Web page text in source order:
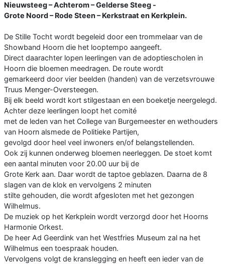
Nieuwsteeg – Achterom – Gelderse Steeg -
Grote Noord – Rode Steen – Kerkstraat en Kerkplein.
De Stille Tocht wordt begeleid door een trommelaar van de
Showband Hoorn die het looptempo aangeeft.
Direct daarachter lopen leerlingen van de adoptiescholen in
Hoorn die bloemen meedragen. De route wordt
gemarkeerd door vier beelden (handen) van de verzetsvrouwe
Truus Menger-Oversteegen.
Bij elk beeld wordt kort stilgestaan en een boeketje neergelegd.
Achter deze leerlingen loopt het comité
met de leden van het College van Burgemeester en wethouders
van Hoorn alsmede de Politieke Partijen,
gevolgd door heel veel inwoners en/of belangstellenden.
Ook zij kunnen onderweg bloemen neerleggen. De stoet komt
een aantal minuten voor 20.00 uur bij de
Grote Kerk aan. Daar wordt de taptoe geblazen. Daarna de 8
slagen van de klok en vervolgens 2 minuten
stilte gehouden, die wordt afgesloten met het gezongen
Wilhelmus.
De muziek op het Kerkplein wordt verzorgd door het Hoorns
Harmonie Orkest.
De heer Ad Geerdink van het Westfries Museum zal na het
Wilhelmus een toespraak houden.
Vervolgens volgt de kranslegging en heeft een ieder van de